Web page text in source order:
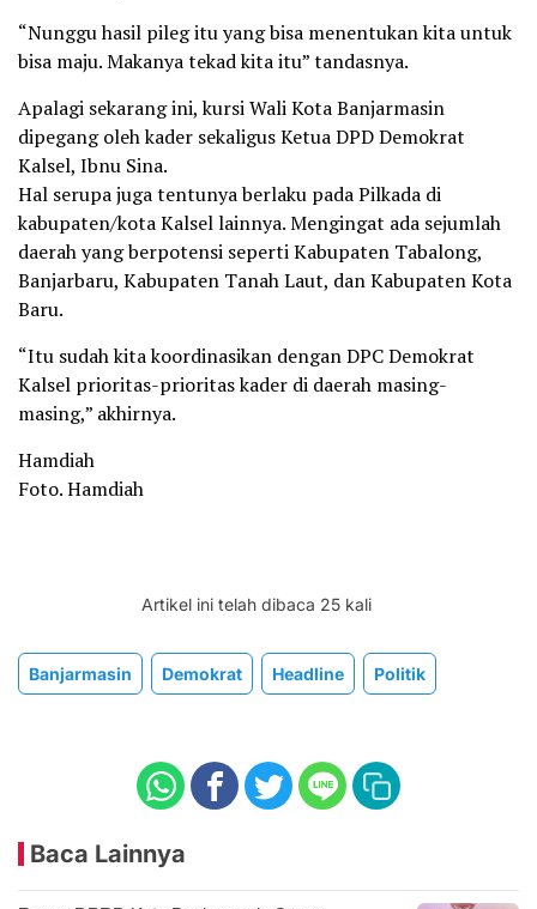
“Nunggu hasil pileg itu yang bisa menentukan kita untuk
bisa maju. Makanya tekad kita itu” tandasnya.
Apalagi sekarang ini, kursi Wali Kota Banjarmasin
dipegang oleh kader sekaligus Ketua DPD Demokrat
Kalsel, Ibnu Sina.
Hal serupa juga tentunya berlaku pada Pilkada di
kabupaten/kota Kalsel lainnya. Mengingat ada sejumlah
daerah yang berpotensi seperti Kabupaten Tabalong,
Banjarbaru, Kabupaten Tanah Laut, dan Kabupaten Kota
Baru.
“Itu sudah kita koordinasikan dengan DPC Demokrat
Kalsel prioritas-prioritas kader di daerah masing-
masing,” akhirnya.
Hamdiah
Foto. Hamdiah
Artikel ini telah dibaca 25 kali
Banjarmasin Demokrat Headline Politik
Baca Lainnya